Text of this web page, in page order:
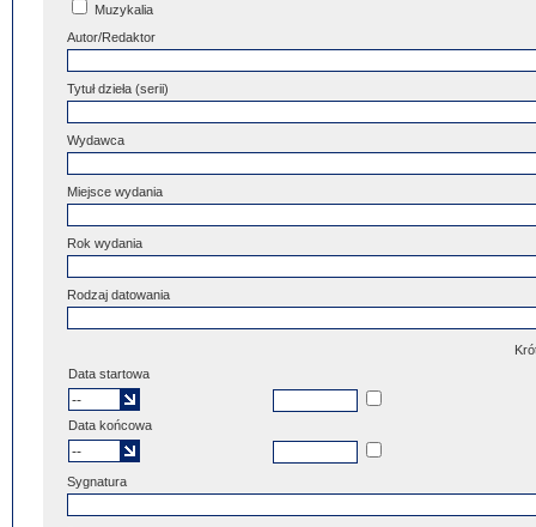
Muzykalia
Autor/Redaktor
Tytuł dzieła (serii)
Wydawca
Miejsce wydania
Rok wydania
Rodzaj datowania
Data startowa
Data końcowa
Sygnatura